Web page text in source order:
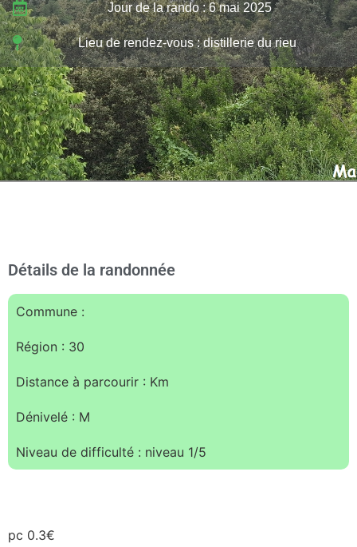
Jour de la rando : 6 mai 2025
Lieu de rendez-vous : distillerie du rieu
Détails de la randonnée
Commune :
Région : 30
Distance à parcourir : Km
Dénivelé : M
Niveau de difficulté : niveau 1/5
pc 0.3€